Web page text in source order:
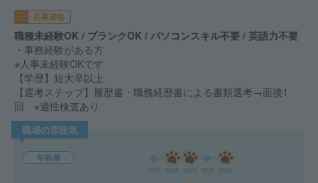
応募資格
職種未経験OK / ブランクOK / パソコンスキル不要 / 英語力不要
・事務経験がある方
※人事未経験OKです
【学歴】短大卒以上
【選考ステップ】履歴書・職務経歴書による書類選考→面接1
回 ※適性検査あり
職場の雰囲気
年齢層